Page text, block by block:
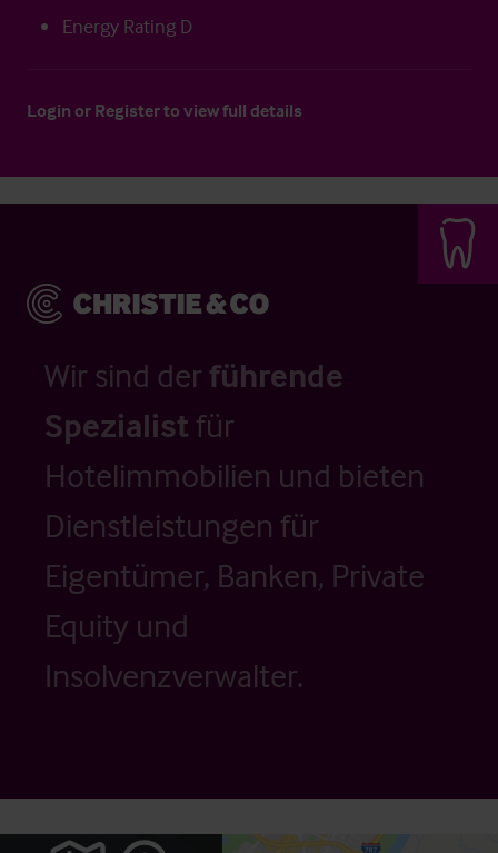
Energy Rating D
Login or Registerto view full details
Wir sind der führende
Spezialistfür
Hotelimmobilien und bieten
Dienstleistungen für
Eigentümer, Banken, Private
Equity und
Insolvenzverwalter.